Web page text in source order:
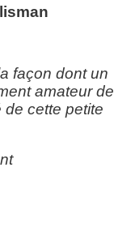
façon dont un
amateur de
de cette petite